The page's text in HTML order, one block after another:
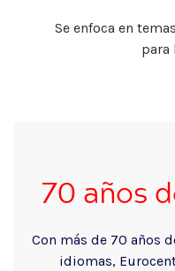
Se enfoca en
para
70 años
Con más de 70 años
idiomas,